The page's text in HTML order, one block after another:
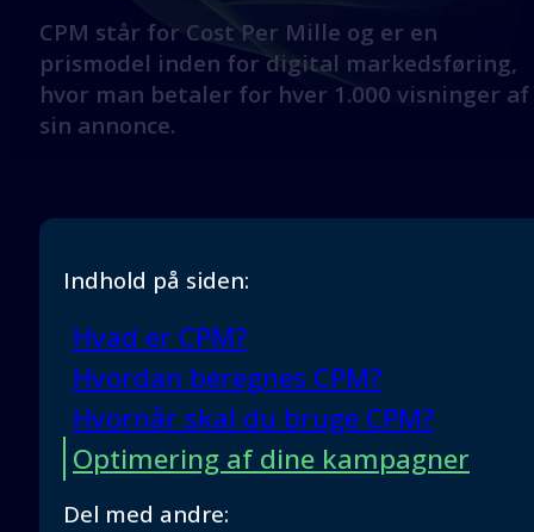
CPM står for Cost Per Mille og er en
prismodel inden for digital markedsføring,
hvor man betaler for hver 1.000 visninger af
sin annonce.
Indhold på siden:
Hvad er CPM?
Hvordan beregnes CPM?
Hvornår skal du bruge CPM?
Optimering af dine kampagner
Del med andre: